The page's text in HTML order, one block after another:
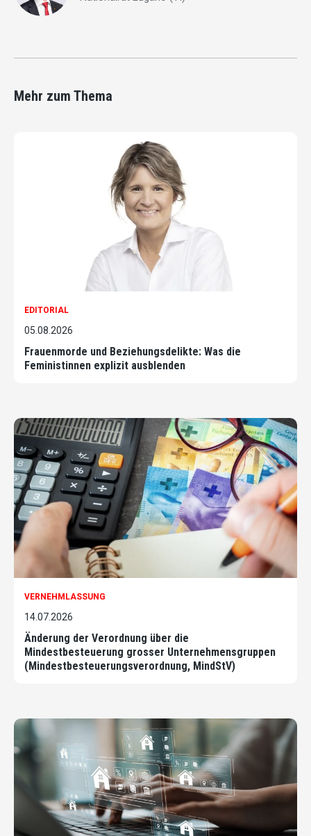
Mehr zum Thema
EDITORIAL
05.08.2026
Frauenmorde und Beziehungsdelikte: Was die
Feministinnen explizit ausblenden
VERNEHMLASSUNG
14.07.2026
Änderung der Verordnung über die
Mindestbesteuerung grosser Unternehmensgruppen
(Mindestbesteuerungsverordnung, MindStV)